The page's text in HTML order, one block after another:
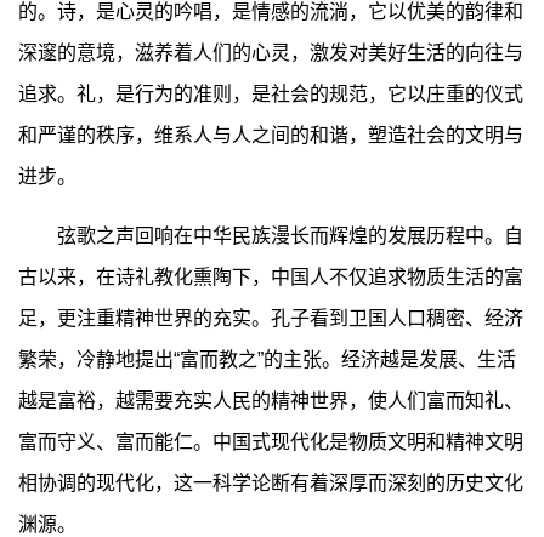
的。诗，是心灵的吟唱，是情感的流淌，它以优美的韵律和
深邃的意境，滋养着人们的心灵，激发对美好生活的向往与
追求。礼，是行为的准则，是社会的规范，它以庄重的仪式
和严谨的秩序，维系人与人之间的和谐，塑造社会的文明与
进步。
弦歌之声回响在中华民族漫长而辉煌的发展历程中。自
古以来，在诗礼教化熏陶下，中国人不仅追求物质生活的富
足，更注重精神世界的充实。孔子看到卫国人口稠密、经济
繁荣，冷静地提出“富而教之”的主张。经济越是发展、生活
越是富裕，越需要充实人民的精神世界，使人们富而知礼、
富而守义、富而能仁。中国式现代化是物质文明和精神文明
相协调的现代化，这一科学论断有着深厚而深刻的历史文化
渊源。